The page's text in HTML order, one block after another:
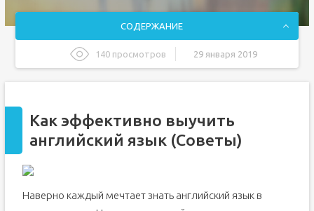
СОДЕРЖАНИЕ
140 просмотров 29 января 2019
Так что самый первый совет: запастись терпением
10 советов, как лучше изучать английский язык
Этап II: Освежите знания грамматики
Как эффективно выучить
английский язык (Советы)
Наверно каждый мечтает знать английский язык в